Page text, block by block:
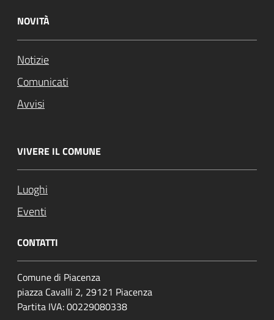
NOVITÀ
Notizie
Comunicati
Avvisi
VIVERE IL COMUNE
Luoghi
Eventi
CONTATTI
Comune di Piacenza
piazza Cavalli 2, 29121 Piacenza
Partita IVA: 00229080338